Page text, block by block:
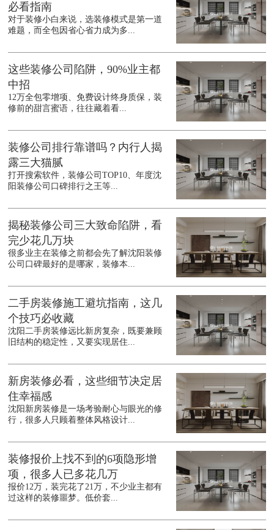
必看指南
对于装修小白来说，选装修模式是第一道
难题，而全包因省心省力成为多...
这些装修公司陷阱，90%业主都
中招
12万全包零增项、免费设计终身质保，装
修前的甜言蜜语，往往藏着看...
装修公司排行靠谱吗？内行人揭
露三大猫腻
打开搜索软件，装修公司TOP10、年度沈
阳装修公司口碑排行之王等...
揭秘装修公司三大致命陷阱，看
完少花几万块
很多业主在装修之前都会先了解沈阳装修
公司口碑最好的是哪家，装修本...
二手房装修施工避坑指南，这几
个技巧必收藏
沈阳二手房装修远比新房复杂，既要兼顾
旧结构的稳定性，又要实现居住...
新房装修必看，这些细节决定居
住幸福感
沈阳新房装修是一场考验耐心与眼光的修
行，很多人只顾着整体风格设计...
装修报价上找不到的6项隐形增
项，很多人已多花几万
报价12万，装完花了21万，不少业主都有
过这样的装修噩梦。低价套...